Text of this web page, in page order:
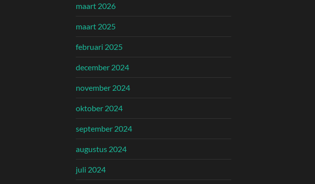
maart 2026
maart 2025
februari 2025
december 2024
november 2024
oktober 2024
september 2024
augustus 2024
juli 2024